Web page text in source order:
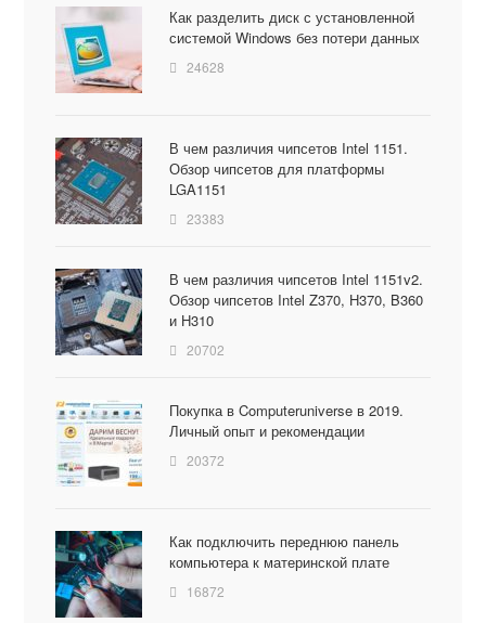
Как разделить диск с установленной
системой Windows без потери данных
24628
В чем различия чипсетов Intel 1151.
Обзор чипсетов для платформы
LGA1151
23383
В чем различия чипсетов Intel 1151v2.
Обзор чипсетов Intel Z370, H370, B360
и H310
20702
Покупка в Computeruniverse в 2019.
Личный опыт и рекомендации
20372
Как подключить переднюю панель
компьютера к материнской плате
16872